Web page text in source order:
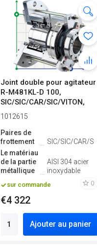
Joint double pour agitateur
R-M481KL-D 100,
SIC/SIC/CAR/SIC/VITON,
304
1012615
Paires de
frottement
SIC/SIC/CAR/
Le matériau
de la partie
métallique
AISI 304 acier
inoxydable
sur commande 0
€4 322
Ajouter au panier